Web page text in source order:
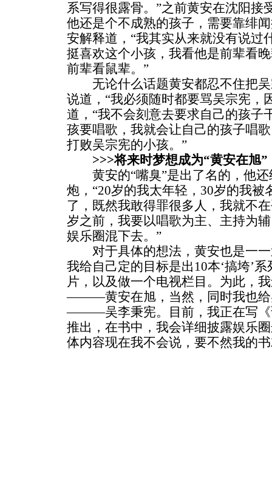
系写得很露骨。”之前黄安在沈阳接
他还是个不成熟的孩子，需要靠绯
安解释道，“我其实从来就没有说过
挺喜欢这个小孩，我看他是前辈看
前辈看鼠辈。”
无论什么话题黄安都忍不住把吴
说道，“我必须随时都要骂吴宗宪，
道，“我不会刻意去要求自己的孩子
孩要唱歌，我就会让自己的孩子唱
打败吴宗宪的小孩。”
>>>将来时梦想成为“黄安在旭”
黄安的“嘴臭”是出了名的，他还
炮，“20岁的我太年轻，30岁的我被
了，既然我敢得罪很多人，我就不
岁之前，我要以唱歌为主、主持为
娱乐圈混下去。”
对于具体的想法，黄安也是一一
我给自己定的目标是出10本‘搞垮’
片，以及做一个电视栏目。为此，
———黄安在旭，当然，同时我也给
———吴李秉宪。目前，我正在写《
推出，在书中，我会详细披露娱乐
体内容现在我不会说，要不然我的